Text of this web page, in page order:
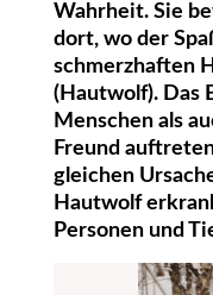
Wahrheit. Sie
dort, wo der
schmerzhaften
(Hautwolf). Das
Menschen als
Freund
gleichen
Hautwolf
Personen und